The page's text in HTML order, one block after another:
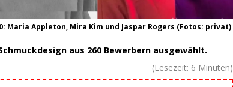
Maria Appleton, Mira Kim und Jaspar Rogers (Fotos: privat)
aus 260 Bewerbern ausgewählt.
(Lesezeit: 6 Minuten)